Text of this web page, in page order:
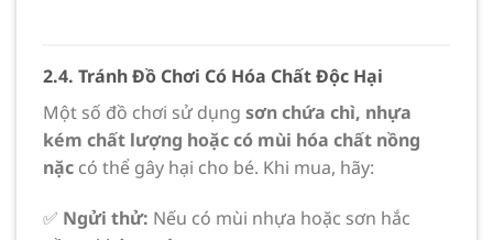
2.4. Tránh Đồ Chơi Có Hóa Chất Độc Hại
Một số đồ chơi sử dụng sơn chứa chì, nhựa
kém chất lượng hoặc có mùi hóa chất nồng
nặc có thể gây hại cho bé. Khi mua, hãy:
✅ Ngửi thử: Nếu có mùi nhựa hoặc sơn hắc